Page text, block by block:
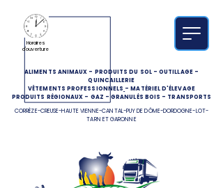
ALIMENTS ANIMAUX - PRODUITS DU SOL-OUTILLAGE-
QUINCAILLERIE
VÊTEMENTS PROFESSIONNELS -MATÉRIEL D'ÉLEVAGE
PRODUITS RÉGIONAUX - GAZ -GRANULÉS BOIS - TRANSPORTS
CORRÈZE-CREUSE-HAUTE VIENNE-CANTAL-PUY DE DÔME-DORDOGNE-LOT-
TARN ET GARONNE
Horaires
d'ouverture